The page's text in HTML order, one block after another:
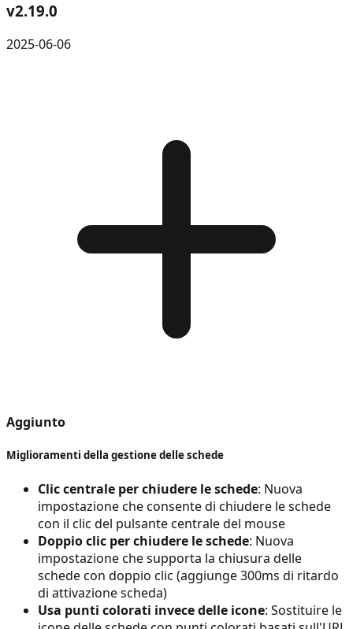
v2.19.0
2025-06-06
Aggiunto
Miglioramenti della gestione delle schede
Clic centrale per chiudere le schede: Nuova
impostazione che consente di chiudere le schede
con il clic del pulsante centrale del mouse
Doppio clic per chiudere le schede: Nuova
impostazione che supporta la chiusura delle
schede con doppio clic (aggiunge 300ms di ritardo
di attivazione scheda)
Usa punti colorati invece delle icone: Sostituire le